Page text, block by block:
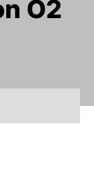
O2
von O2